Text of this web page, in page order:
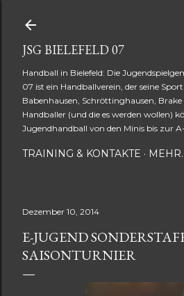
JSG BIELEFELD 07
Handball in Bielefeld: Die
07 ist ein Handballverein, der seine
Babenhausen, Schröttinghausen, Brake
Handballer (und die es werden wollen)
Jugendhandball von den Minis bis zur
TRAINING & KONTAKTE
Dezember 10, 2014
E-JUGEND
SAISONTURNIER